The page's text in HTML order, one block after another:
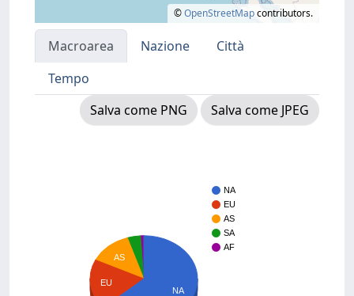
©OpenStreetMapcontributors.
Macroarea Nazione
Città
Tempo
Salva come PNG
Salva come JPEG
NA
EU
AS
SA
AF
AS
EU
NA